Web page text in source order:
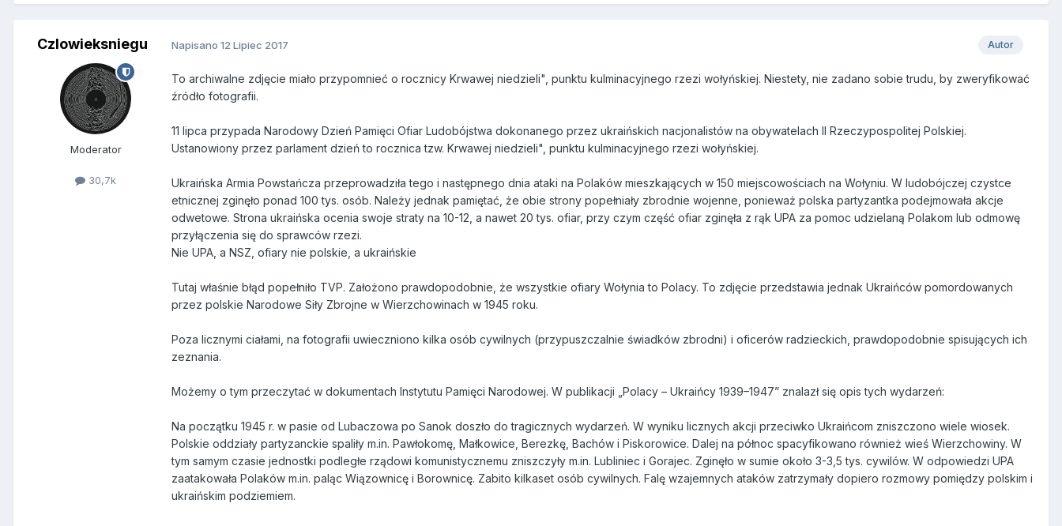
Czlowieksniegu
Moderator
30,7k
Autor
Napisano 12 Lipiec 2017
To archiwalne zdjęcie miało przypomnieć o rocznicy Krwawej niedzieli", punktu kulminacyjnego rzezi wołyńskiej. Niestety, nie zadano sobie trudu, by zweryfikować
źródło fotografii.
11 lipca przypada Narodowy Dzień Pamięci Ofiar Ludobójstwa dokonanego przez ukraińskich nacjonalistów na obywatelach II Rzeczypospolitej Polskiej.
Ustanowiony przez parlament dzień to rocznica tzw. Krwawej niedzieli", punktu kulminacyjnego rzezi wołyńskiej.
Ukraińska Armia Powstańcza przeprowadziła tego i następnego dnia ataki na Polaków mieszkających w 150 miejscowościach na Wołyniu. W ludobójczej czystce
etnicznej zginęło ponad 100 tys. osób. Należy jednak pamiętać, że obie strony popełniały zbrodnie wojenne, ponieważ polska partyzantka podejmowała akcje
odwetowe. Strona ukraińska ocenia swoje straty na 10-12, a nawet 20 tys. ofiar, przy czym część ofiar zginęła z rąk UPA za pomoc udzielaną Polakom lub odmowę
przyłączenia się do sprawców rzezi.
Nie UPA, a NSZ, ofiary nie polskie, a ukraińskie
Tutaj właśnie błąd popełniło TVP. Założono prawdopodobnie, że wszystkie ofiary Wołynia to Polacy. To zdjęcie przedstawia jednak Ukraińców pomordowanych
przez polskie Narodowe Siły Zbrojne w Wierzchowinach w 1945 roku.
Poza licznymi ciałami, na fotografii uwieczniono kilka osób cywilnych (przypuszczalnie świadków zbrodni) i oficerów radzieckich, prawdopodobnie spisujących ich
zeznania.
Możemy o tym przeczytać w dokumentach Instytutu Pamięci Narodowej. W publikacji „Polacy – Ukraińcy 1939–1947” znalazł się opis tych wydarzeń:
Na początku 1945 r. w pasie od Lubaczowa po Sanok doszło do tragicznych wydarzeń. W wyniku licznych akcji przeciwko Ukraińcom zniszczono wiele wiosek.
Polskie oddziały partyzanckie spaliły m.in. Pawłokomę, Małkowice, Berezkę, Bachów i Piskorowice. Dalej na północ spacyfikowano również wieś Wierzchowiny. W
tym samym czasie jednostki podległe rządowi komunistycznemu zniszczyły m.in. Lubliniec i Gorajec. Zginęło w sumie około 3-3,5 tys. cywilów. W odpowiedzi UPA
zaatakowała Polaków m.in. paląc Wiązownicę i Borownicę. Zabito kilkaset osób cywilnych. Falę wzajemnych ataków zatrzymały dopiero rozmowy pomiędzy polskim i
ukraińskim podziemiem.